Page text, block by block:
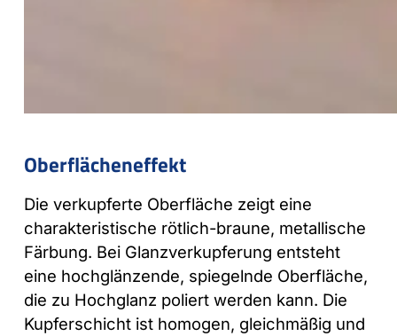
Oberflächeneffekt
Die verkupferte Oberfläche zeigt eine
charakteristische rötlich-braune, metallische
Färbung. Bei Glanzverkupferung entsteht
eine hochglänzende, spiegelnde Oberfläche,
die zu Hochglanz poliert werden kann. Die
Kupferschicht ist homogen, gleichmäßig und